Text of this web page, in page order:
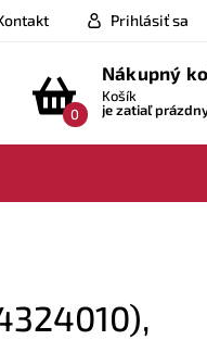
Prihlásiť sa
0
Nákupný
Košík
je zatiaľ